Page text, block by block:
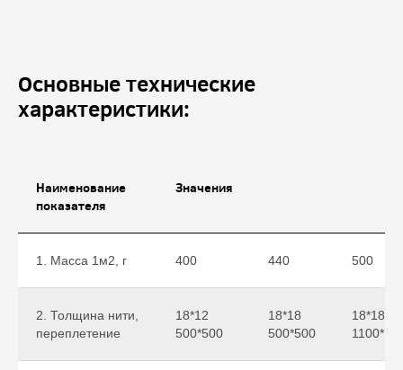
Основные технические
характеристики:
Наименование
показателя
Значения
1. Масса 1м2, г 400 440 500
2. Толщина нити,
переплетение
18*12
500*500
18*18
500*500
18*18